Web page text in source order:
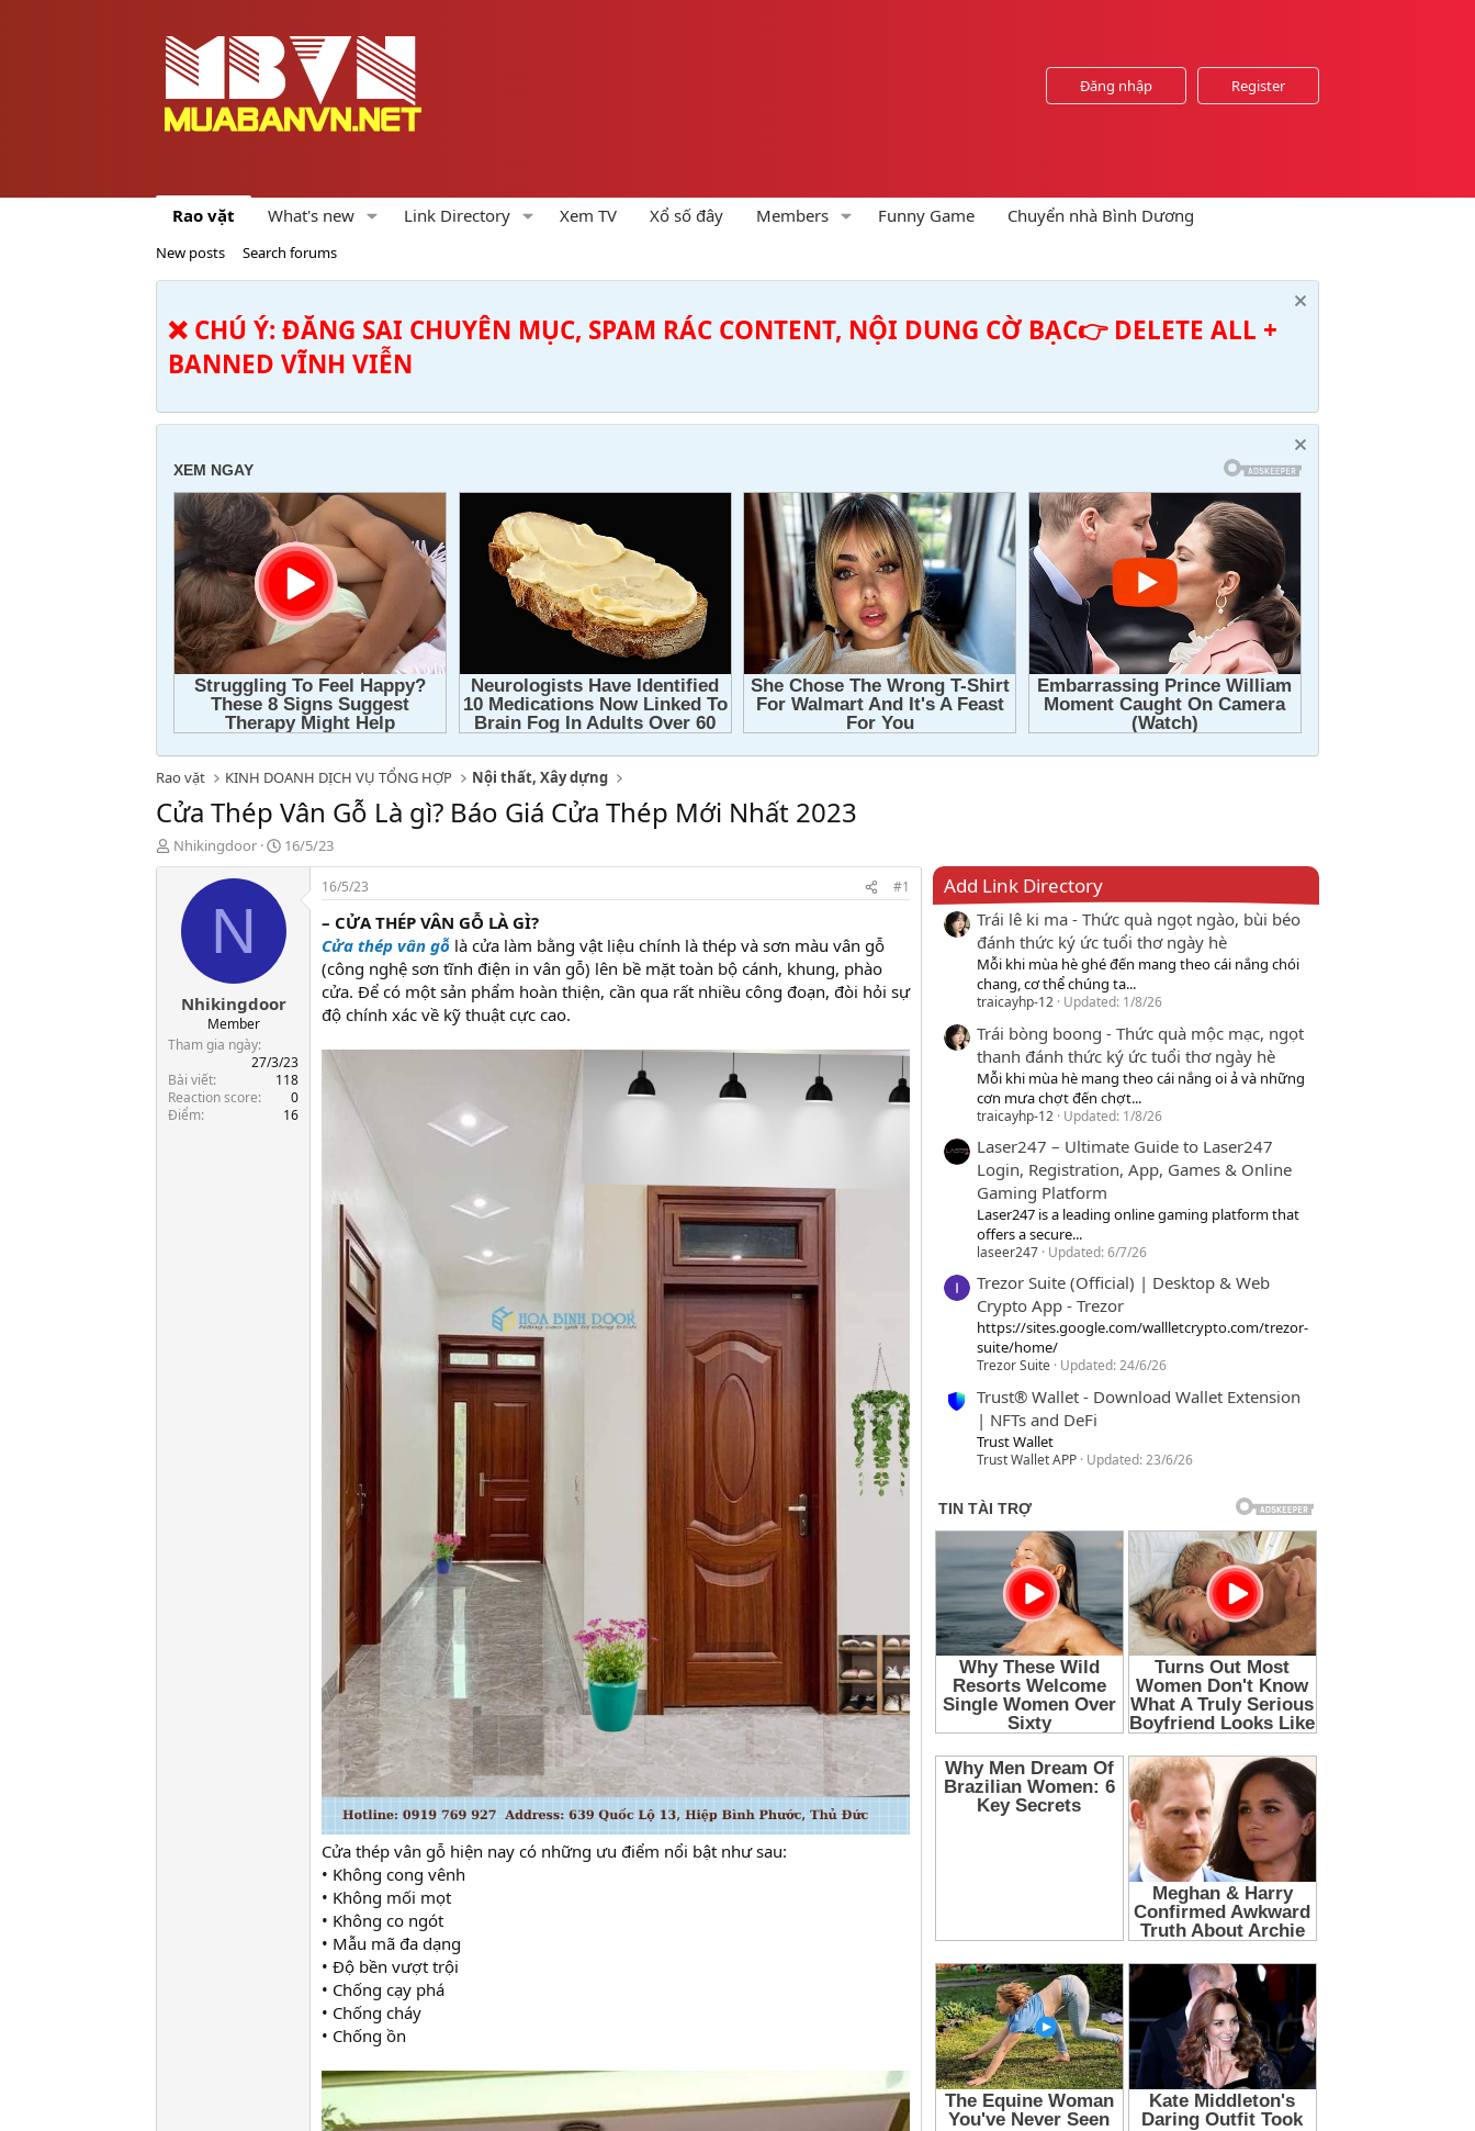
Đăng nhập Register
Rao vặt What's new Link Directory Xem TV Xổ số đây Members Funny Game Chuyển nhà Bình Dương
New posts Search forums
❌ CHÚ Ý: ĐĂNG SAI CHUYÊN MỤC, SPAM RÁC CONTENT, NỘI DUNG CỜ BẠC👉 DELETE ALL +
BANNED VĨNH VIỄN
Rao vặt KINH DOANH DỊCH VỤ TỔNG HỢP Nội thất, Xây dựng
Cửa Thép Vân Gỗ Là gì? Báo Giá Cửa Thép Mới Nhất 2023
T
h
t
r
Nhikingdoor
N
g
g
ử
16/5/23
N
Nhikingdoor
Member
Tham gia ngày
27/3/23
Bài viết
118
Reaction score
0
Điểm
16
16/5/23 #1
– CỬA THÉP VÂN GỖ LÀ GÌ?
Cửa thép vân gỗ là cửa làm bằng vật liệu chính là thép và sơn màu vân gỗ
(công nghệ sơn tĩnh điện in vân gỗ) lên bề mặt toàn bộ cánh, khung, phào
cửa. Để có một sản phẩm hoàn thiện, cần qua rất nhiều công đoạn, đòi hỏi sự
độ chính xác về kỹ thuật cực cao.
Cửa thép vân gỗ hiện nay có những ưu điểm nổi bật như sau:
• Không cong vênh
• Không mối mọt
• Không co ngót
• Mẫu mã đa dạng
• Độ bền vượt trội
• Chống cạy phá
• Chống cháy
• Chống ồn
Add Link Directory
Trái lê ki ma - Thức quà ngọt ngào, bùi béo
đánh thức ký ức tuổi thơ ngày hè
Mỗi khi mùa hè ghé đến mang theo cái nắng chói
chang, cơ thể chúng ta...
traicayhp-12 Updated: 1/8/26
Trái bòng boong - Thức quà mộc mạc, ngọt
thanh đánh thức ký ức tuổi thơ ngày hè
Mỗi khi mùa hè mang theo cái nắng oi ả và những
cơn mưa chợt đến chợt...
traicayhp-12 Updated: 1/8/26
Laser247 – Ultimate Guide to Laser247
Login, Registration, App, Games & Online
Gaming Platform
Laser247 is a leading online gaming platform that
offers a secure...
laseer247 Updated:6/7/26
Trezor Suite (Official) | Desktop & Web
Crypto App - Trezor
https://sites.google.com/wallletcrypto.com/trezor-
suite/home/
Trezor Suite Updated:24/6/26
Trust® Wallet - Download Wallet Extension
| NFTs and DeFi
Trust Wallet
Trust Wallet APP Updated:23/6/26